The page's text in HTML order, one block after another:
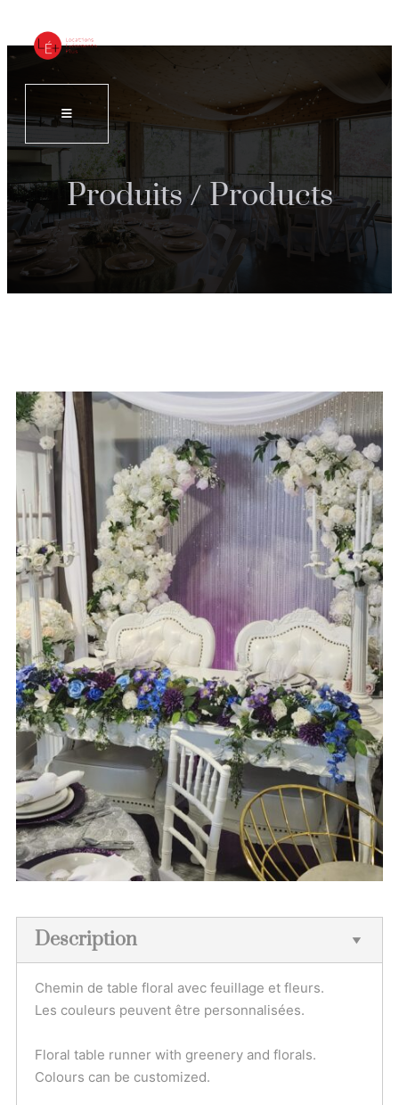
Produits / Products
Description
Chemin de table floral avec feuillage et fleurs.
Les couleurs peuvent être personnalisées.
Floral table runner with greenery and florals.
Colours can be customized.